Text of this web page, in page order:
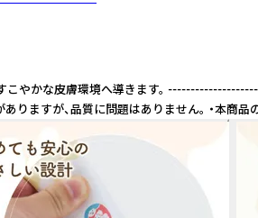
な皮膚環境へ導きます。
が、品質に問題はありません。 ・本商